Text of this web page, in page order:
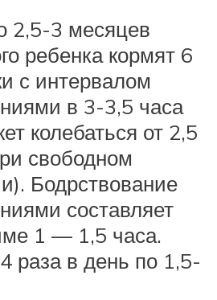
2,5-3 месяцев
ребенка кормят 6
с интервалом
в 3-3,5 часа
колебаться от 2,5
свободном
Бодрствование
составляет
1 — 1,5 часа.
раза в день по 1,5-